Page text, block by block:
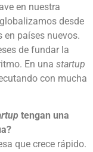
en nuestra
desde
países nuevos.
de fundar la
En una startup
con mucha
tengan una
que crece rápido.